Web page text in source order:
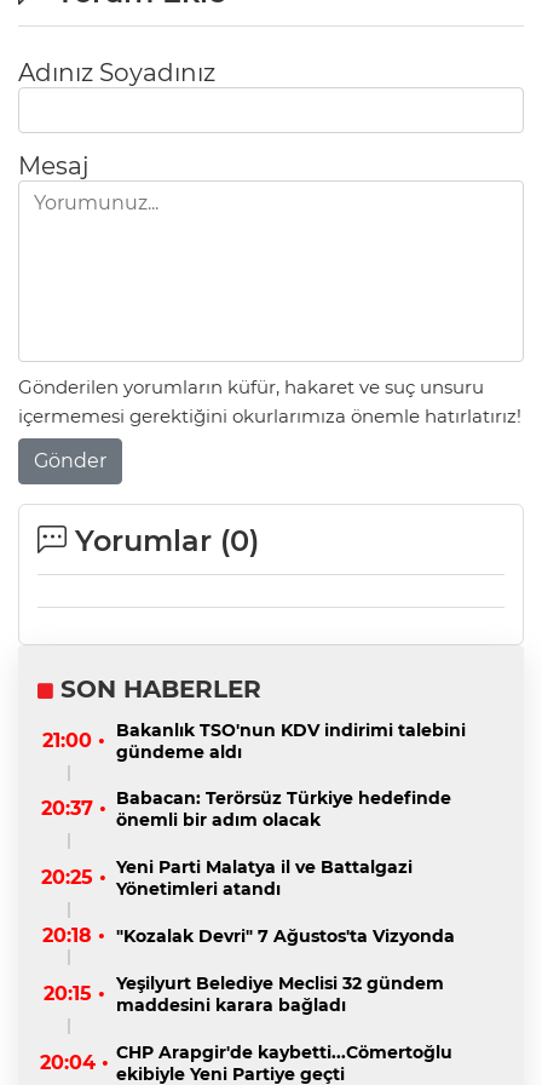
Adınız Soyadınız
Mesaj
Gönderilen yorumların küfür, hakaret ve suç unsuru
içermemesi gerektiğini okurlarımıza önemle hatırlatırız!
Gönder
Yorumlar (0)
SON HABERLER
21:00 •
Bakanlık TSO'nun KDV indirimi talebini
gündeme aldı
20:37 • Babacan: Terörsüz Türkiye hedefinde
önemli bir adım olacak
20:25 • Yeni Parti Malatya il ve Battalgazi
Yönetimleri atandı
20:18 • "Kozalak Devri" 7 Ağustos'ta Vizyonda
20:15 • Yeşilyurt Belediye Meclisi 32 gündem
maddesini karara bağladı
20:04 • CHP Arapgir'de kaybetti...Cömertoğlu
ekibiyle Yeni Partiye geçti